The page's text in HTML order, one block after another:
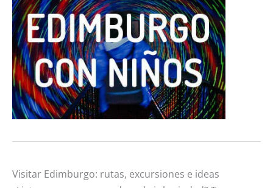
Visitar Edimburgo: rutas, excursiones e ideas